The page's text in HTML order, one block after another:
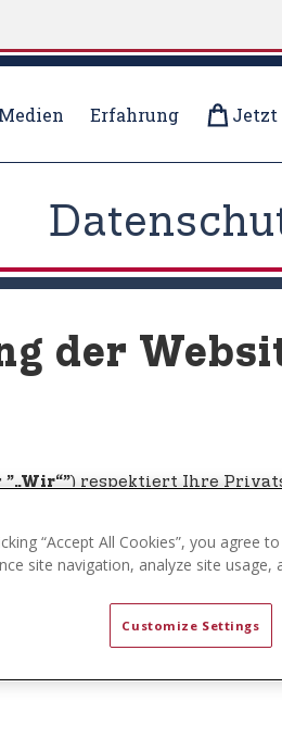
Medien Erfahrung Jetzt
der
”„Wir“”) respektiert Ihre
die wir von Ihnen
zur Erhebung, zur
“Accept All Cookies”, you agree
site navigation, analyze site
Customize Settings